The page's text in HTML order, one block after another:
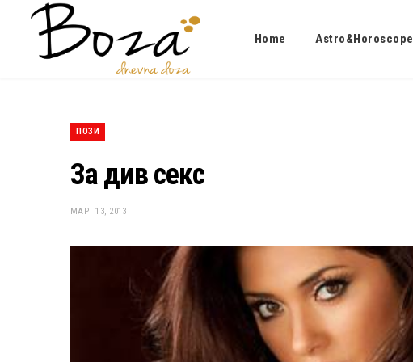
Home Astro&Horoscope
ПОЗИ
За див секс
МАРТ 13, 2013